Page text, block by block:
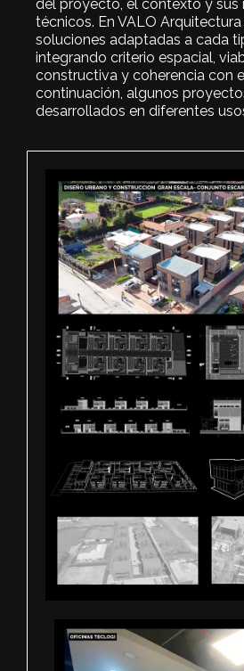
del proyecto, el contexto y sus
técnicos. En VALO
soluciones adaptadas a cada
integrando criterio espacial,
constructiva y coherencia con
continuación, algunos
desarrollados en diferentes